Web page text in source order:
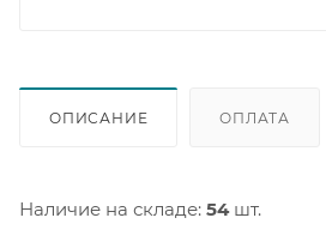
ОПИСАНИЕ ОПЛАТА
Наличие на складе: 54шт.